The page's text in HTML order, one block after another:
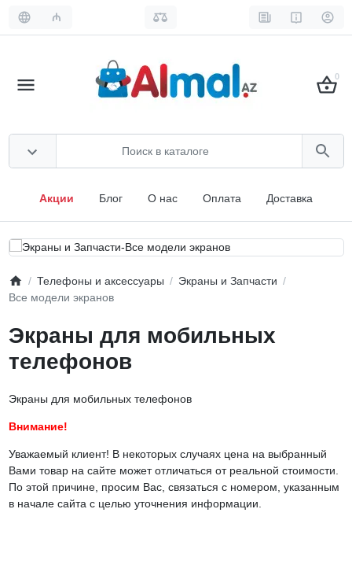
₼
0
Акции Блог О нас Оплата Доставка
Телефоны и аксессуары
Экраны и Запчасти
Все модели экранов
Экраны для мобильных
телефонов
Экраны для мобильных телефонов
Внимание!
Уважаемый клиент! В некоторых случаях цена на выбранный
Вами товар на сайте может отличаться от реальной стоимости.
По этой причине, просим Вас, связаться с номером, указанным
в начале сайта с целью уточнения информации.